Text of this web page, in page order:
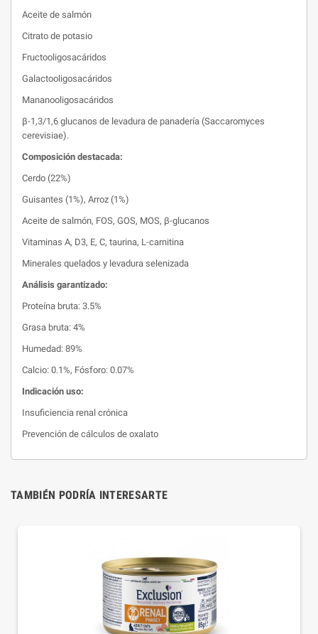
Aceite de salmón
Citrato de potasio
Fructooligosacáridos
Galactooligosacáridos
Mananooligosacáridos
β-1,3/1,6 glucanos de levadura de panadería (Saccaromyces
cerevisiae).
Composición destacada:
Cerdo (22%)
Guisantes (1%), Arroz (1%)
Aceite de salmón, FOS, GOS, MOS, β-glucanos
Vitaminas A, D3, E, C, taurina, L-carnitina
Minerales quelados y levadura selenizada
Análisis garantizado:
Proteína bruta: 3.5%
Grasa bruta: 4%
Humedad: 89%
Calcio: 0.1%, Fósforo: 0.07%
Indicación uso:
Insuficiencia renal crónica
Prevención de cálculos de oxalato
TAMBIÉN PODRÍA INTERESARTE